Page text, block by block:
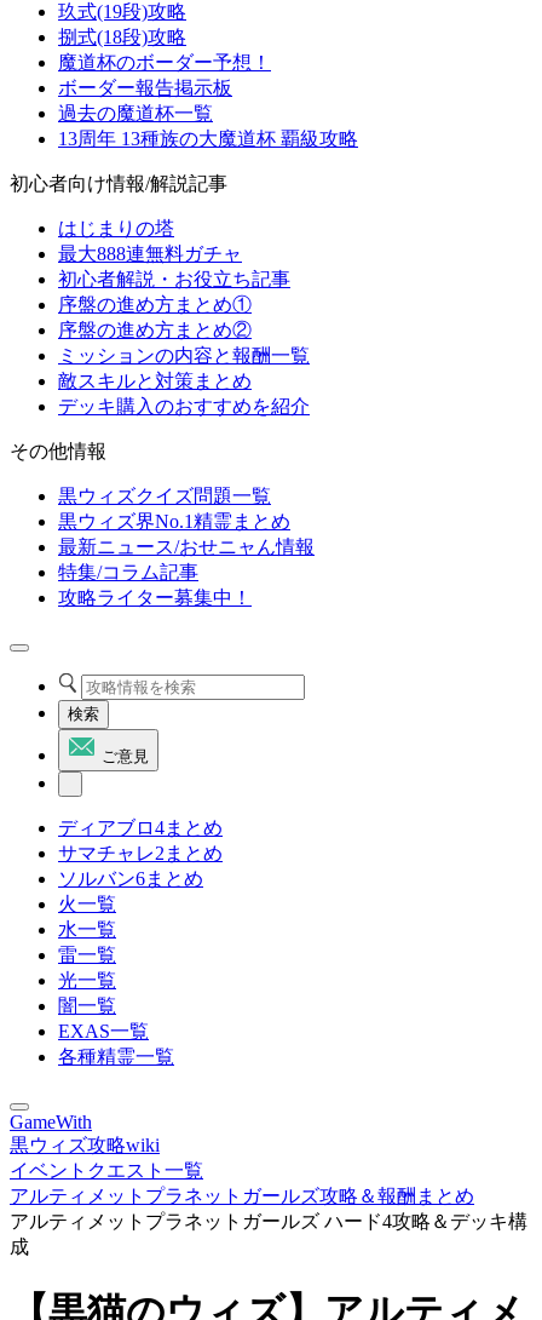
玖式(19段)攻略
捌式(18段)攻略
魔道杯のボーダー予想！
ボーダー報告掲示板
過去の魔道杯一覧
13周年 13種族の大魔道杯 覇級攻略
初心者向け情報/解説記事
はじまりの塔
最大888連無料ガチャ
初心者解説・お役立ち記事
序盤の進め方まとめ①
序盤の進め方まとめ②
ミッションの内容と報酬一覧
敵スキルと対策まとめ
デッキ購入のおすすめを紹介
その他情報
黒ウィズクイズ問題一覧
黒ウィズ界No.1精霊まとめ
最新ニュース/おせニャん情報
特集/コラム記事
攻略ライター募集中！
検索
ご意見
ディアブロ4まとめ
サマチャレ2まとめ
ソルバン6まとめ
火一覧
水一覧
雷一覧
光一覧
闇一覧
EXAS一覧
各種精霊一覧
GameWith
黒ウィズ攻略wiki
イベントクエスト一覧
アルティメットプラネットガールズ攻略＆報酬まとめ
アルティメットプラネットガールズ ハード4攻略＆デッキ構
成